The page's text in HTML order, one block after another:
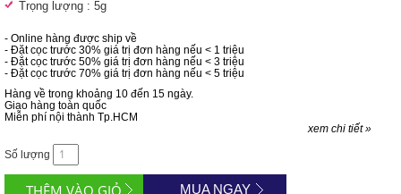
Trọng lượng : 5g
- Online hàng được ship về
- Đặt cọc trước 30% giá trị đơn hàng nếu < 1 triệu
- Đặt cọc trước 50% giá trị đơn hàng nếu < 3 triệu
- Đặt cọc trước 70% giá trị đơn hàng nếu < 5 triệu
Hàng về trong khoảng 10 đến 15 ngày.
Giao hàng toàn quốc
Miễn phí nội thành Tp.HCM
xem chi tiết »
Số lượng
MUA NGAY